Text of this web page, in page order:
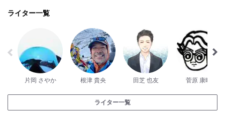
ライター一覧
片岡 さやか 根津 貴央 田芝 也友 菅原 康晴
ライター一覧